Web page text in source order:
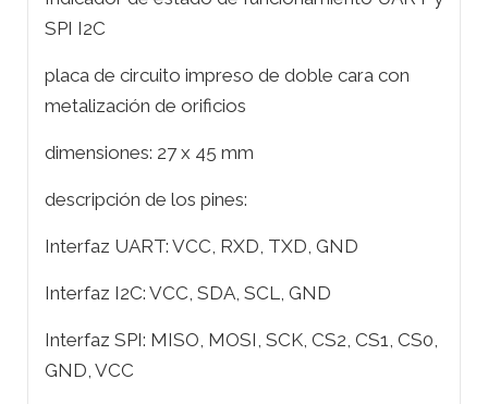
SPI I2C
placa de circuito impreso de doble cara con
metalización de orificios
dimensiones: 27 x 45 mm
descripción de los pines:
Interfaz UART: VCC, RXD, TXD, GND
Interfaz I2C: VCC, SDA, SCL, GND
Interfaz SPI: MISO, MOSI, SCK, CS2, CS1, CS0,
GND, VCC